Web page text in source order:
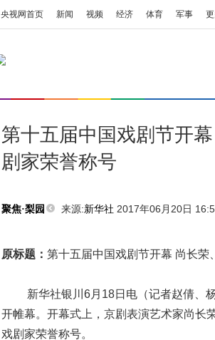
央视网首页 新闻 视频 经济 体育 军事
第十五届中国戏剧节开
剧家荣誉称号
聚焦·梨园 来源:新华社 2017年06月20日
原标题： 第十五届中国戏剧节开幕 尚长
新华社银川6月18日电（记者赵倩、杨
开帷幕。开幕式上，京剧表演艺术家尚长
戏剧家荣誉称号。